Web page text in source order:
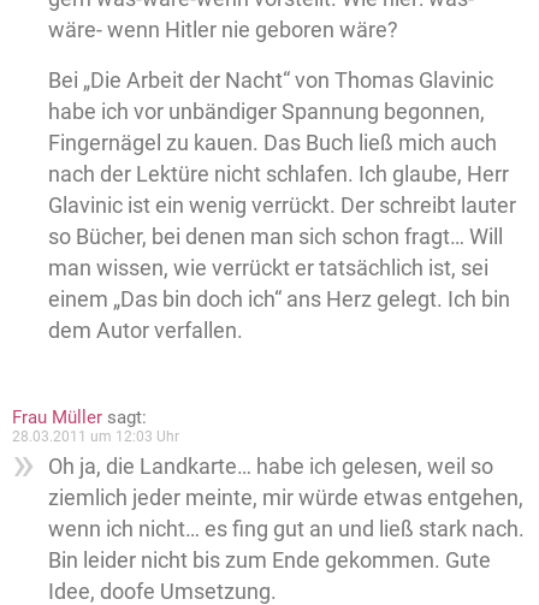
wäre- wenn Hitler nie geboren wäre?
Bei „Die Arbeit der Nacht“ von Thomas Glavinic
habe ich vor unbändiger Spannung begonnen,
Fingernägel zu kauen. Das Buch ließ mich auch
nach der Lektüre nicht schlafen. Ich glaube, Herr
Glavinic ist ein wenig verrückt. Der schreibt lauter
so Bücher, bei denen man sich schon fragt… Will
man wissen, wie verrückt er tatsächlich ist, sei
einem „Das bin doch ich“ ans Herz gelegt. Ich bin
dem Autor verfallen.
Frau Müller sagt:
28.03.2011 um 12:03 Uhr
Oh ja, die Landkarte… habe ich gelesen, weil so
ziemlich jeder meinte, mir würde etwas entgehen,
wenn ich nicht… es fing gut an und ließ stark nach.
Bin leider nicht bis zum Ende gekommen. Gute
Idee, doofe Umsetzung.